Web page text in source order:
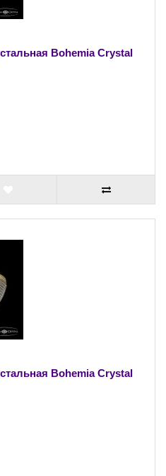
Bohemia Crystal
Bohemia Crystal